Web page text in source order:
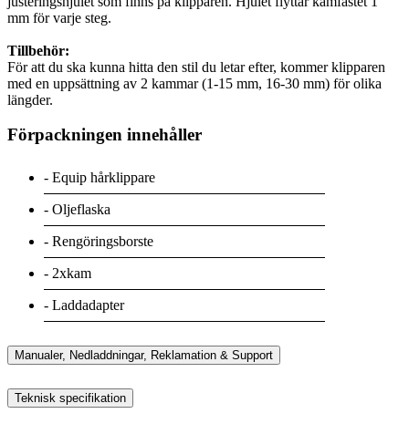
mm för varje steg.
Tillbehör:
För att du ska kunna hitta den stil du letar efter, kommer klipparen
med en uppsättning av 2 kammar (1-15 mm, 16-30 mm) för olika
längder.
Förpackningen innehåller
- Equip hårklippare
- Oljeflaska
- Rengöringsborste
- 2xkam
- Laddadapter
Manualer, Nedladdningar, Reklamation & Support
Teknisk specifikation